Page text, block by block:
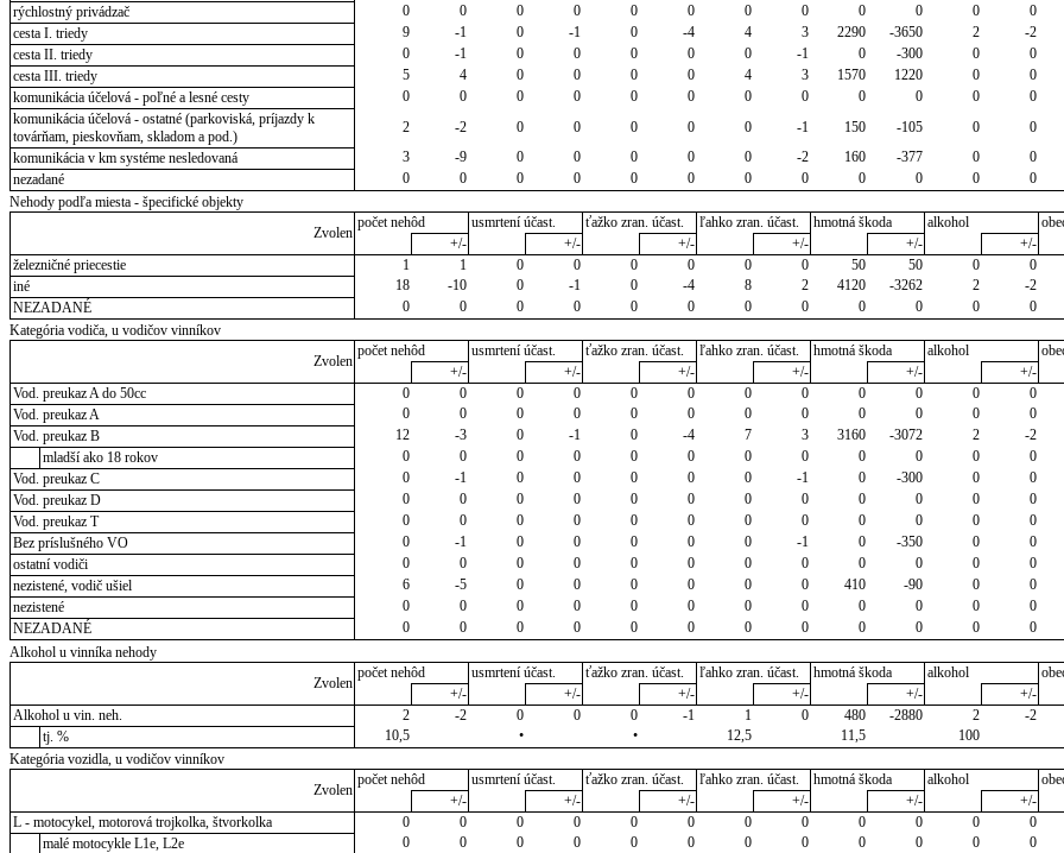
rýchlostný privádzač
0 0 0 0 0 0 0 0 0 0 0 0
cesta I. triedy
9 -1 0 -1 0 -4 4 3 2290 -3650 2 -2
cesta II. triedy
0 -1 0 0 0 0 0 -1 0 -300 0 0
cesta III. triedy
5 4 0 0 0 0 4 3 1570 1220 0 0
komunikácia účelová - poľné a lesné cesty
0 0 0 0 0 0 0 0 0 0 0 0
komunikácia účelová - ostatné (parkoviská, príjazdy k
továrňam, pieskovňam, skladom a pod.)
2 -2 0 0 0 0 0 -1 150 -105 0 0
komunikácia v km systéme nesledovaná
3 -9 0 0 0 0 0 -2 160 -377 0 0
nezadané
0 0 0 0 0 0 0 0 0 0 0 0
Nehody podľa miesta - špecifické objekty
Zvolen
počet nehôd usmrtení účast. ťažko zran. účast. ľahko zran. účast. hmotná škoda alkohol
+/-
+/- +/- +/- +/- +/-
železničné priecestie
1 1 0 0 0 0 0 0 50 50 0 0
iné
18 -10 0 -1 0 -4 8 2 4120 -3262 2 -2
NEZADANÉ
0 0 0 0 0 0 0 0 0 0 0 0
Kategória vodiča, u vodičov vinníkov
Zvolen
počet nehôd usmrtení účast. ťažko zran. účast. ľahko zran. účast. hmotná škoda alkohol
+/-
+/- +/- +/- +/- +/-
Vod. preukaz A do 50cc
0 0 0 0 0 0 0 0 0 0 0 0
Vod. preukaz A
0 0 0 0 0 0 0 0 0 0 0 0
Vod. preukaz B
12 -3 0 -1 0 -4 7 3 3160 -3072 2 -2
mladší ako 18 rokov
0 0 0 0 0 0 0 0 0 0 0 0
Vod. preukaz C
0 -1 0 0 0 0 0 -1 0 -300 0 0
Vod. preukaz D
0 0 0 0 0 0 0 0 0 0 0 0
Vod. preukaz T
0 0 0 0 0 0 0 0 0 0 0 0
Bez príslušného VO
0 -1 0 0 0 0 0 -1 0 -350 0 0
ostatní vodiči
0 0 0 0 0 0 0 0 0 0 0 0
nezistené, vodič ušiel
6 -5 0 0 0 0 0 0 410 -90 0 0
nezistené
0 0 0 0 0 0 0 0 0 0 0 0
NEZADANÉ
0 0 0 0 0 0 0 0 0 0 0 0
Alkohol u vinníka nehody
Zvolen
počet nehôd usmrtení účast. ťažko zran. účast. ľahko zran. účast. hmotná škoda alkohol
+/-
+/- +/- +/- +/- +/-
Alkohol u vin. neh.
2 -2 0 0 0 -1 1 0 480 -2880 2 -2
tj. %
10,5 • • 12,5 11,5 100
Kategória vozidla, u vodičov vinníkov
Zvolen
počet nehôd usmrtení účast. ťažko zran. účast. ľahko zran. účast. hmotná škoda alkohol
+/-
+/- +/- +/- +/- +/-
L - motocykel, motorová trojkolka, štvorkolka
0 0 0 0 0 0 0 0 0 0 0 0
malé motocykle L1e, L2e
0 0 0 0 0 0 0 0 0 0 0 0